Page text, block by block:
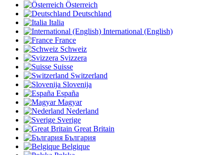
Österreich
Deutschland
Italia
International (English)
France
Schweiz
Svizzera
Suisse
Switzerland
Slovenija
España
Magyar
Nederland
Sverige
Great Britain
България
Belgique